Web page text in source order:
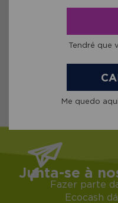
Junta-se à
Fazer parte
Ecocash
Tendré que
Me quedo